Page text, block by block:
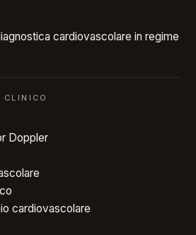
cardiovascolare in regime
CLINICO
Doppler
cardiovascolare